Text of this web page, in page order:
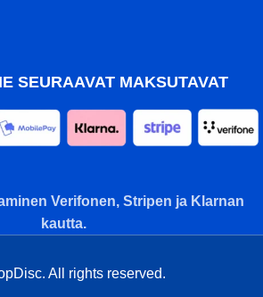
SEURAAVAT MAKSUTAVAT
Verifonen, Stripen ja Klarnan
kautta.
All rights reserved.